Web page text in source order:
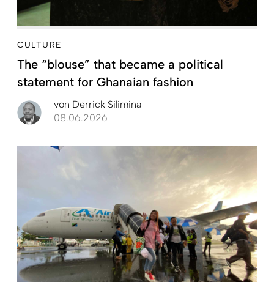
CULTURE
The “blouse” that became a political
statement for Ghanaian fashion
von Derrick Silimina
08.06.2026